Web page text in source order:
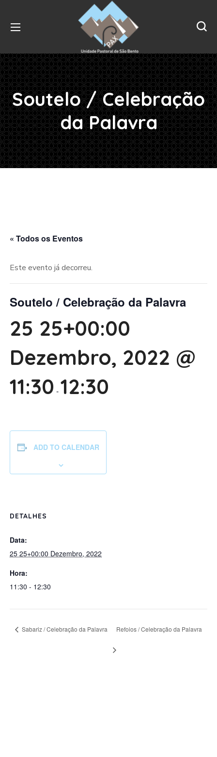
Soutelo / Celebração
da Palavra
« Todos os Eventos
Este evento já decorreu.
Soutelo / Celebração da Palavra
25 25+00:00
Dezembro, 2022 @
11:30 -12:30
ADD TO CALENDAR
DETALHES
Data:
25 25+00:00 Dezembro, 2022
Hora:
11:30 - 12:30
Sabariz / Celebração da Palavra Refoios / Celebração da Palavra